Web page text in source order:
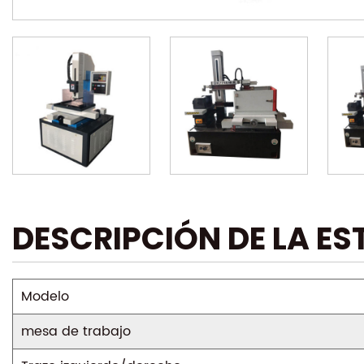
DESCRIPCIÓN DE LA
Modelo
mesa de trabajo